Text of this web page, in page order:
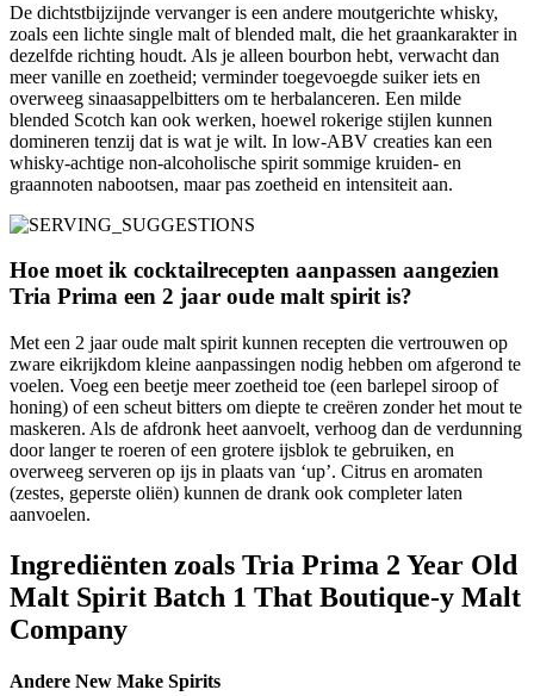
De dichtstbijzijnde vervanger is een andere moutgerichte whisky,
zoals een lichte single malt of blended malt, die het graankarakter in
dezelfde richting houdt. Als je alleen bourbon hebt, verwacht dan
meer vanille en zoetheid; verminder toegevoegde suiker iets en
overweeg sinaasappelbitters om te herbalanceren. Een milde
blended Scotch kan ook werken, hoewel rokerige stijlen kunnen
domineren tenzij dat is wat je wilt. In low-ABV creaties kan een
whisky-achtige non-alcoholische spirit sommige kruiden- en
graannoten nabootsen, maar pas zoetheid en intensiteit aan.
Hoe moet ik cocktailrecepten aanpassen aangezien
Tria Prima een 2 jaar oude malt spirit is?
Met een 2 jaar oude malt spirit kunnen recepten die vertrouwen op
zware eikrijkdom kleine aanpassingen nodig hebben om afgerond te
voelen. Voeg een beetje meer zoetheid toe (een barlepel siroop of
honing) of een scheut bitters om diepte te creëren zonder het mout te
maskeren. Als de afdronk heet aanvoelt, verhoog dan de verdunning
door langer te roeren of een grotere ijsblok te gebruiken, en
overweeg serveren op ijs in plaats van ‘up’. Citrus en aromaten
(zestes, geperste oliën) kunnen de drank ook completer laten
aanvoelen.
Ingrediënten zoals Tria Prima 2 Year Old
Malt Spirit Batch 1 That Boutique-y Malt
Company
Andere New Make Spirits